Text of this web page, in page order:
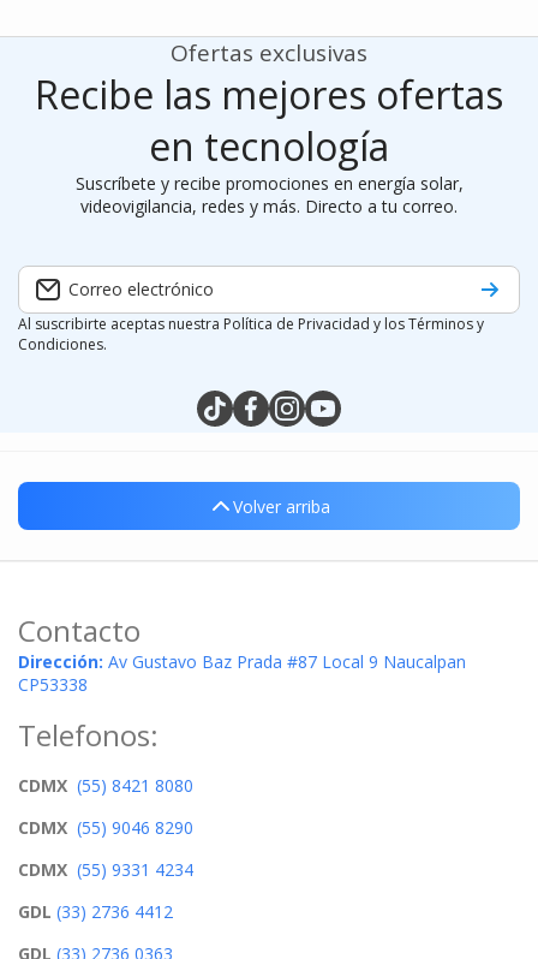
Ofertas exclusivas
Recibe las mejores ofertas
en tecnología
Suscríbete y recibe promociones en energía solar,
videovigilancia, redes y más. Directo a tu correo.
Correo electrónico
Al suscribirte aceptas nuestra Política de Privacidad y los Términos y
Condiciones.
tiktokcom/@silymx
facebookcom/silymx
instagramcom/silymx
youtubecom/@silymx
wame/525584218080
Volver arriba
Contacto
Dirección: Av Gustavo Baz Prada #87 Local 9 Naucalpan
CP53338
Telefonos:
CDMX (55) 8421 8080
CDMX (55) 9046 8290
CDMX (55) 9331 4234
GDL (33) 2736 4412
GDL (33) 2736 0363